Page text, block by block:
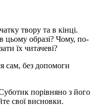
твору та в кінці.
цьому образі? Чому, по-
їх читачеві?
сам, без допомоги
порівняно з його
свої висновки.